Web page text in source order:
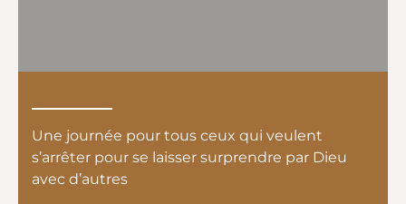
Une journée pour tous ceux qui veulent
s’arrêter pour se laisser surprendre par Dieu
avec d’autres